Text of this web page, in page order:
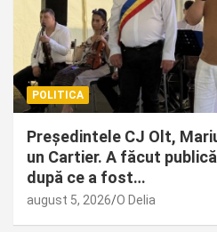
POLITICA
Președintele CJ Olt,
un Cartier. A făcut
după ce a fost…
august 5, 2026 O Delia